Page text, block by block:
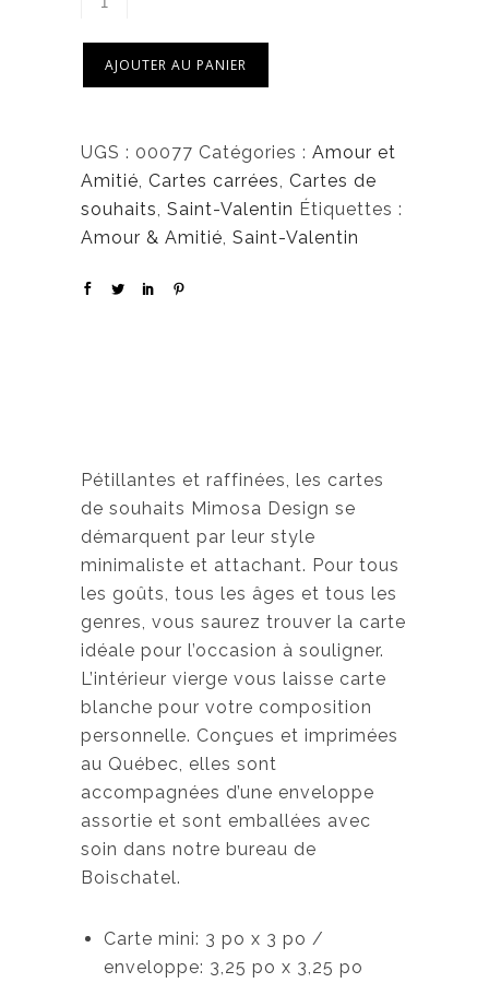
AJOUTER AU PANIER
UGS : 00077 Catégories : Amour et
Amitié, Cartes carrées, Cartes de
souhaits, Saint-Valentin Étiquettes :
Amour & Amitié, Saint-Valentin
Pétillantes et raffinées, les cartes
de souhaits Mimosa Design se
démarquent par leur style
minimaliste et attachant. Pour tous
les goûts, tous les âges et tous les
genres, vous saurez trouver la carte
idéale pour l’occasion à souligner.
L’intérieur vierge vous laisse carte
blanche pour votre composition
personnelle. Conçues et imprimées
au Québec, elles sont
accompagnées d’une enveloppe
assortie et sont emballées avec
soin dans notre bureau de
Boischatel.
Carte mini: 3 po x 3 po /
enveloppe: 3,25 po x 3,25 po